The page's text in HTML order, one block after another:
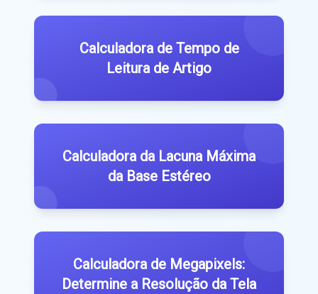
Calculadora de Tempo de
Leitura de Artigo
Calculadora da Lacuna Máxima
da Base Estéreo
Calculadora de Megapixels:
Determine a Resolução da Tela